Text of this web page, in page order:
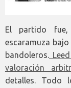
El partido
escaramuza
bandoleros.
valoración
detalles. Todo